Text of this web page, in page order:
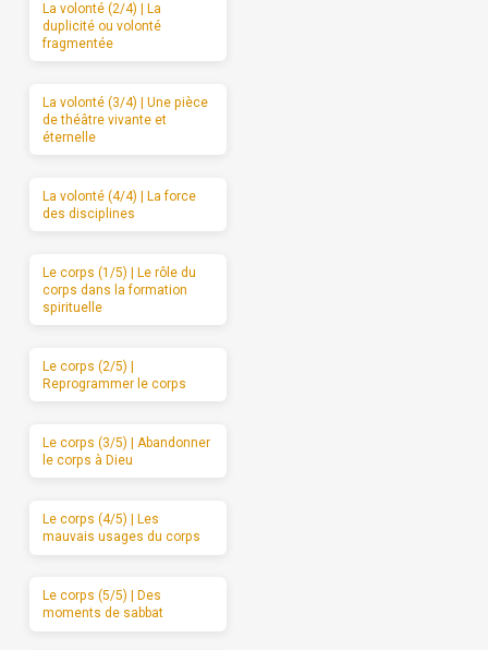
La volonté (2/4) | La
duplicité ou volonté
fragmentée
La volonté (3/4) | Une pièce
de théâtre vivante et
éternelle
La volonté (4/4) | La force
des disciplines
Le corps (1/5) | Le rôle du
corps dans la formation
spirituelle
Le corps (2/5) |
Reprogrammer le corps
Le corps (3/5) | Abandonner
le corps à Dieu
Le corps (4/5) | Les
mauvais usages du corps
Le corps (5/5) | Des
moments de sabbat